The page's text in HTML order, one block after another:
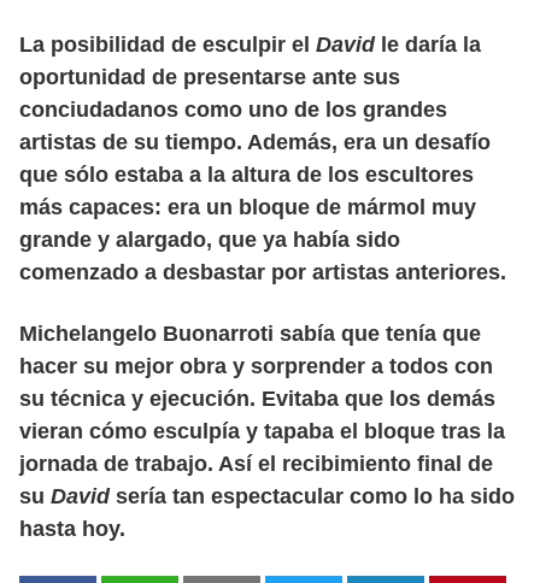
La posibilidad de esculpir el David le daría la
oportunidad de presentarse ante sus
conciudadanos como uno de los grandes
artistas de su tiempo. Además, era un desafío
que sólo estaba a la altura de los escultores
más capaces: era un bloque de mármol muy
grande y alargado, que ya había sido
comenzado a desbastar por artistas anteriores.
Michelangelo Buonarroti sabía que tenía que
hacer su mejor obra y sorprender a todos con
su técnica y ejecución. Evitaba que los demás
vieran cómo esculpía y tapaba el bloque tras la
jornada de trabajo. Así el recibimiento final de
su David sería tan espectacular como lo ha sido
hasta hoy.